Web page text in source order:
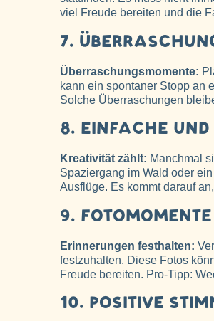
viel Freude bereiten und die
7.
Überraschungsmomente:
kann ein spontaner Stopp an
Solche Überraschungen
8. EINFACHE UND
Kreativität zählt: Manchmal
Spaziergang im Wald oder
Ausflüge. Es kommt darauf
9.
Erinnerungen festhalten:
festzuhalten. Diese Fotos
Freude bereiten. Pro-Tipp:
10. POSITIVE